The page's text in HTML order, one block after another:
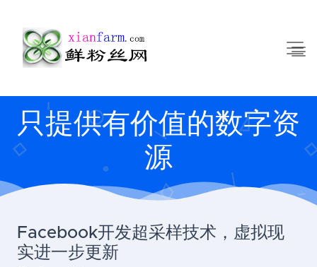
只提供有价值的数字资
源
Facebook开发超采样技术，虚拟现
实进一步更新